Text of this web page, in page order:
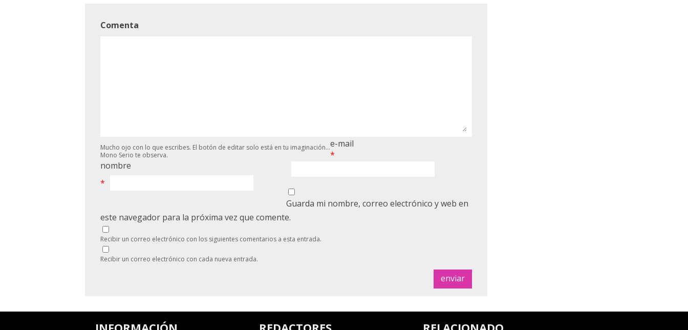
Comenta
Mucho ojo con lo que escribes. El botón de editar solo está en tu imaginación...
Mono Serio te observa.
nombre
*
e-mail
*
Guarda mi nombre, correo electrónico y web en
este navegador para la próxima vez que comente.
Recibir un correo electrónico con los siguientes comentarios a esta entrada.
Recibir un correo electrónico con cada nueva entrada.